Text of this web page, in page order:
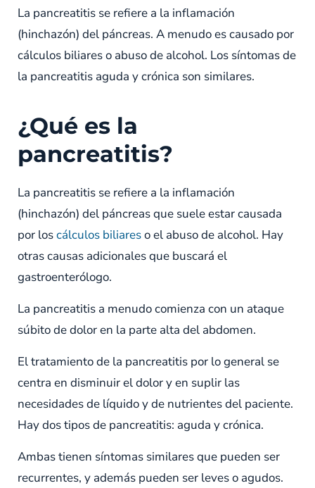
La pancreatitis se refiere a la inflamación
(hinchazón) del páncreas. A menudo es causado por
cálculos biliares o abuso de alcohol. Los síntomas de
la pancreatitis aguda y crónica son similares.
¿Qué es la
pancreatitis?
La pancreatitis se refiere a la inflamación
(hinchazón) del páncreas que suele estar causada
por loscálculos biliareso el abuso de alcohol. Hay
otras causas adicionales que buscará el
gastroenterólogo.
La pancreatitis a menudo comienza con un ataque
súbito de dolor en la parte alta del abdomen.
El tratamiento de la pancreatitis por lo general se
centra en disminuir el dolor y en suplir las
necesidades de líquido y de nutrientes del paciente.
Hay dos tipos de pancreatitis: aguda y crónica.
Ambas tienen síntomas similares que pueden ser
recurrentes, y además pueden ser leves o agudos.